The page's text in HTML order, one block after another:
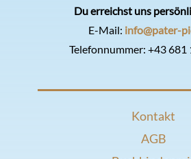
Du erreichst uns
E-Mail: info@pater-
Telefonnummer: +43 681
Kontakt
AGB